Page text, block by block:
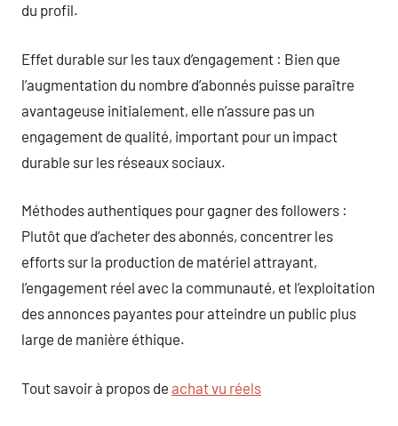
du profil.
Effet durable sur les taux d’engagement : Bien que
l’augmentation du nombre d’abonnés puisse paraître
avantageuse initialement, elle n’assure pas un
engagement de qualité, important pour un impact
durable sur les réseaux sociaux.
Méthodes authentiques pour gagner des followers :
Plutôt que d’acheter des abonnés, concentrer les
efforts sur la production de matériel attrayant,
l’engagement réel avec la communauté, et l’exploitation
des annonces payantes pour atteindre un public plus
large de manière éthique.
Tout savoir à propos de achat vu réels